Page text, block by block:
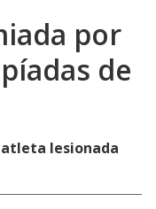
por
de
lesionada